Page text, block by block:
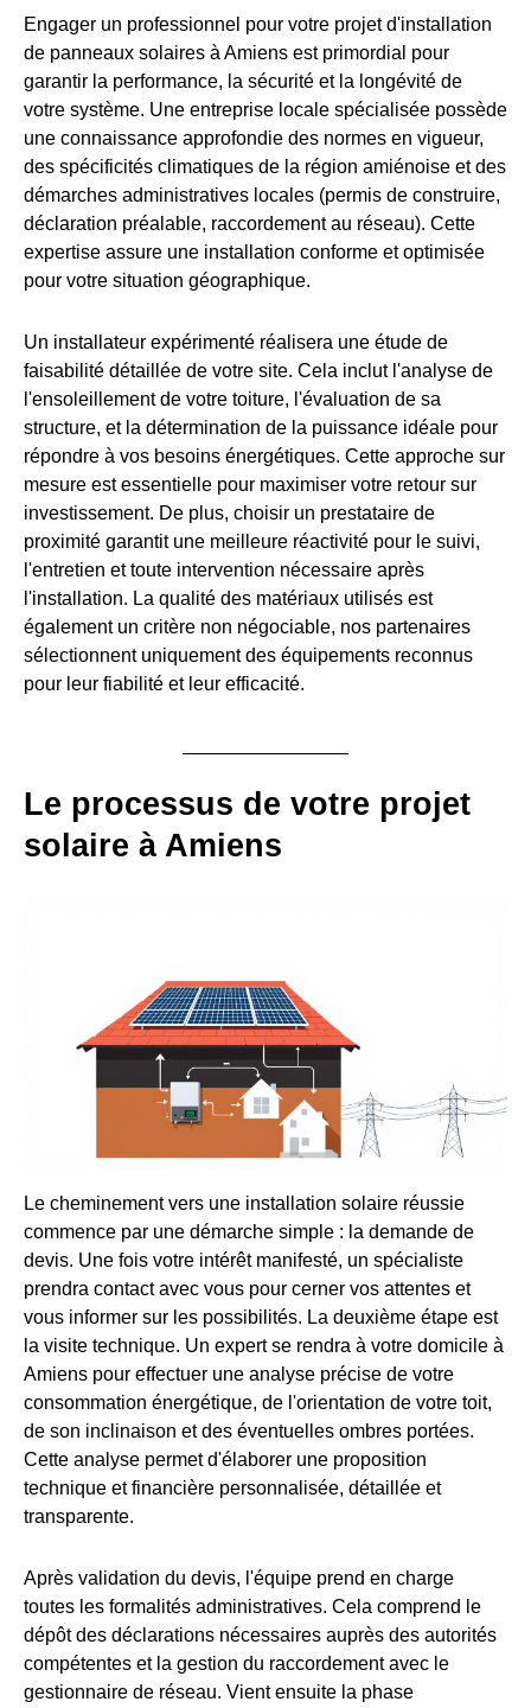
Engager un professionnel pour votre projet d'installation
de panneaux solaires à Amiens est primordial pour
garantir la performance, la sécurité et la longévité de
votre système. Une entreprise locale spécialisée possède
une connaissance approfondie des normes en vigueur,
des spécificités climatiques de la région amiénoise et des
démarches administratives locales (permis de construire,
déclaration préalable, raccordement au réseau). Cette
expertise assure une installation conforme et optimisée
pour votre situation géographique.
Un installateur expérimenté réalisera une étude de
faisabilité détaillée de votre site. Cela inclut l'analyse de
l'ensoleillement de votre toiture, l'évaluation de sa
structure, et la détermination de la puissance idéale pour
répondre à vos besoins énergétiques. Cette approche sur
mesure est essentielle pour maximiser votre retour sur
investissement. De plus, choisir un prestataire de
proximité garantit une meilleure réactivité pour le suivi,
l'entretien et toute intervention nécessaire après
l'installation. La qualité des matériaux utilisés est
également un critère non négociable, nos partenaires
sélectionnent uniquement des équipements reconnus
pour leur fiabilité et leur efficacité.
Le processus de votre projet
solaire à Amiens
Le cheminement vers une installation solaire réussie
commence par une démarche simple : la demande de
devis. Une fois votre intérêt manifesté, un spécialiste
prendra contact avec vous pour cerner vos attentes et
vous informer sur les possibilités. La deuxième étape est
la visite technique. Un expert se rendra à votre domicile à
Amiens pour effectuer une analyse précise de votre
consommation énergétique, de l'orientation de votre toit,
de son inclinaison et des éventuelles ombres portées.
Cette analyse permet d'élaborer une proposition
technique et financière personnalisée, détaillée et
transparente.
Après validation du devis, l'équipe prend en charge
toutes les formalités administratives. Cela comprend le
dépôt des déclarations nécessaires auprès des autorités
compétentes et la gestion du raccordement avec le
gestionnaire de réseau. Vient ensuite la phase